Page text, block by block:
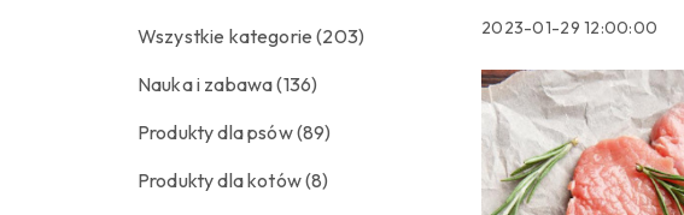
Wszystkie kategorie(203)
Nauka i zabawa(136)
Produkty dla psów(89)
Produkty dla kotów(8)
2023-01-29 12:00:00